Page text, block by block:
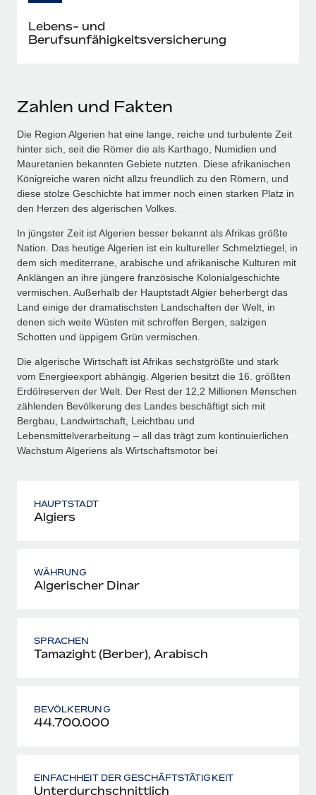
Lebens- und
Berufsunfähigkeitsversicherung
Zahlen und Fakten
Die Region Algerien hat eine lange, reiche und turbulente Zeit
hinter sich, seit die Römer die als Karthago, Numidien und
Mauretanien bekannten Gebiete nutzten. Diese afrikanischen
Königreiche waren nicht allzu freundlich zu den Römern, und
diese stolze Geschichte hat immer noch einen starken Platz in
den Herzen des algerischen Volkes.
In jüngster Zeit ist Algerien besser bekannt als Afrikas größte
Nation. Das heutige Algerien ist ein kultureller Schmelztiegel, in
dem sich mediterrane, arabische und afrikanische Kulturen mit
Anklängen an ihre jüngere französische Kolonialgeschichte
vermischen. Außerhalb der Hauptstadt Algier beherbergt das
Land einige der dramatischsten Landschaften der Welt, in
denen sich weite Wüsten mit schroffen Bergen, salzigen
Schotten und üppigem Grün vermischen.
Die algerische Wirtschaft ist Afrikas sechstgrößte und stark
vom Energieexport abhängig. Algerien besitzt die 16. größten
Erdölreserven der Welt. Der Rest der 12,2 Millionen Menschen
zählenden Bevölkerung des Landes beschäftigt sich mit
Bergbau, Landwirtschaft, Leichtbau und
Lebensmittelverarbeitung – all das trägt zum kontinuierlichen
Wachstum Algeriens als Wirtschaftsmotor bei
HAUPTSTADT
Algiers
WÄHRUNG
Algerischer Dinar
SPRACHEN
Tamazight (Berber), Arabisch
BEVÖLKERUNG
44.700.000
EINFACHHEIT DER GESCHÄFTSTÄTIGKEIT
Unterdurchschnittlich